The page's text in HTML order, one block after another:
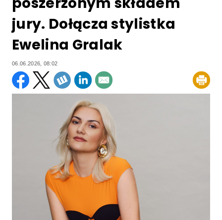
jury. Dołącza stylistka
Ewelina Gralak
06.06.2026, 08:02